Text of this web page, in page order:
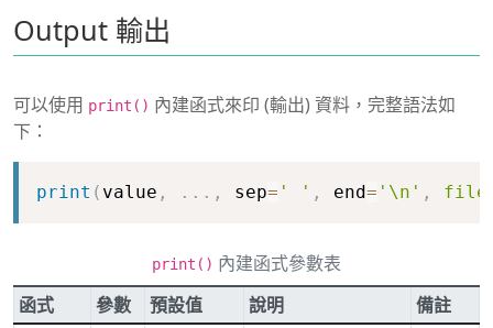
help> print
Output 輸出
可以使用 print() 內建函式來印 (輸出) 資料，完整語法如
下：
print ( value , . . . , sep= ' ' , end= '\n' , file
print() 內建函式參數表
函式
參數 預設值 說明 備註